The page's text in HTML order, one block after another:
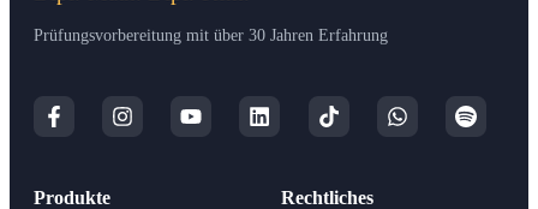
Prüfungsvorbereitung mit über 30 Jahren Erfahrung
Produkte Rechtliches